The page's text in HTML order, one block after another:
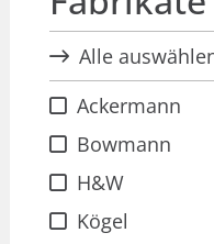
Alle
Ackermann
Bowmann
H&W
Kögel